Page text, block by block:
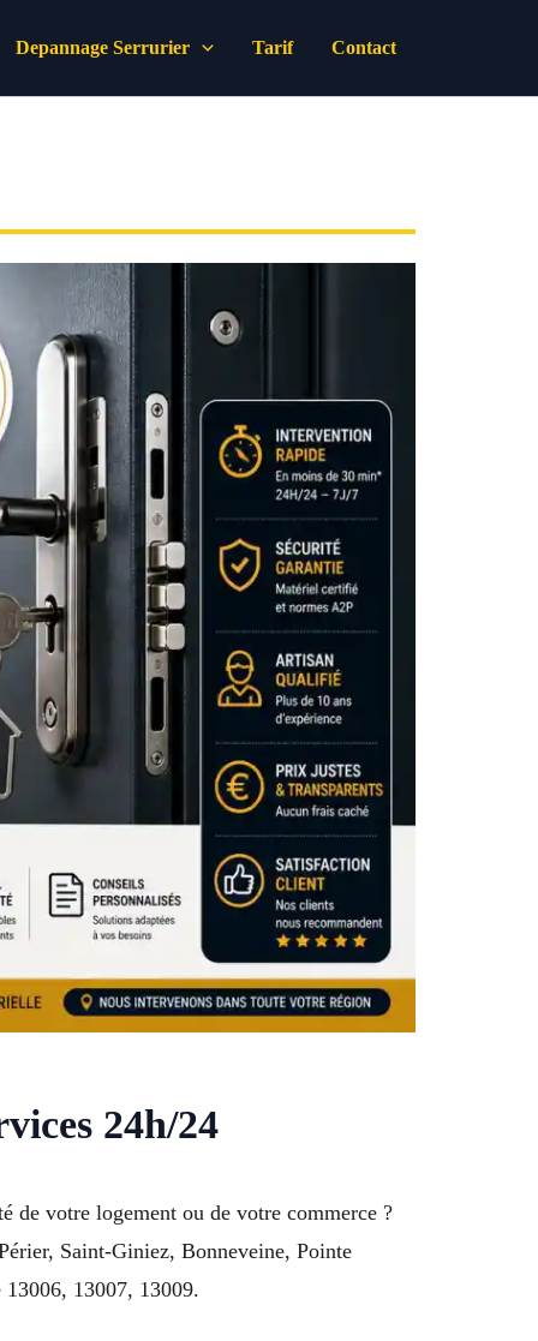
Depannage Serrurier Tarif Contact
24h/24
de votre logement ou de votre commerce ?
Saint-Giniez, Bonneveine, Pointe
13006, 13007, 13009.